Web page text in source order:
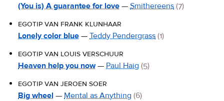
(You is) A guarantee for love — Smithereens (7)
egotip van frank klunhaar
Lonely color blue — Teddy Pendergrass (1)
egotip van louis verschuur
Heaven help you now— Paul Haig (5)
egotip van jeroen soer
Big wheel — Mental as Anything (6)